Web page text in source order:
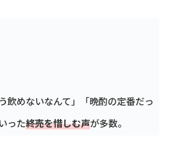
飲めないなんて」「晩酌の定番だっ
った終売を惜しむ声が多数。